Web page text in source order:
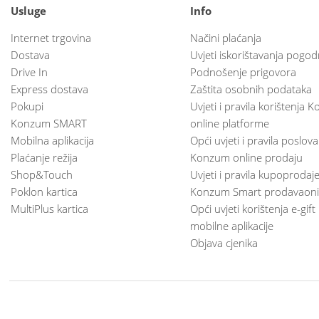
Usluge
Internet trgovina
Dostava
Drive In
Express dostava
Pokupi
Konzum SMART
Mobilna aplikacija
Plaćanje režija
Shop&Touch
Poklon kartica
MultiPlus kartica
Info
Načini plaćanja
Uvjeti iskorištavanja
Podnošenje prigovora
Zaštita osobnih podataka
Uvjeti i pravila korištenja
online platforme
Opći uvjeti i pravila
Konzum online prodaju
Uvjeti i pravila
Konzum Smart
Opći uvjeti korištenja e-gift
mobilne aplikacije
Objava cjenika